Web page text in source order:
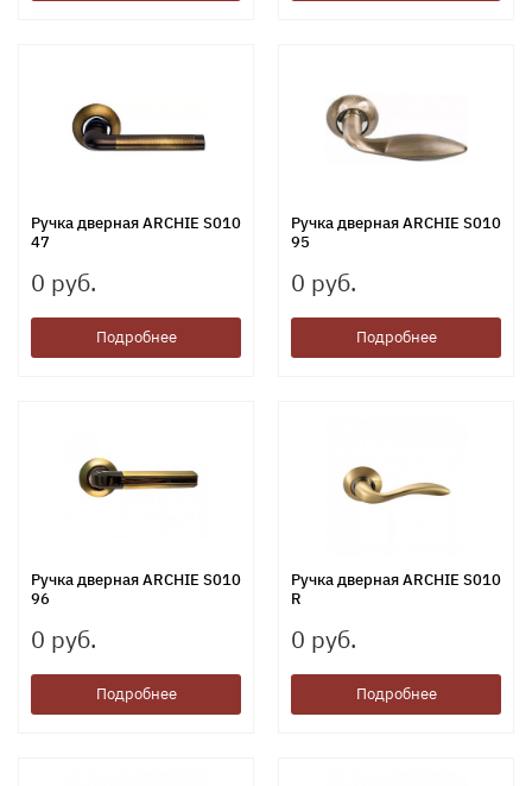
Ручка дверная ARCHIE S010
47
0 руб.
Подробнее
Ручка дверная ARCHIE S010
95
0 руб.
Подробнее
Ручка дверная ARCHIE S010
96
0 руб.
Подробнее
Ручка дверная ARCHIE S010
R
0 руб.
Подробнее